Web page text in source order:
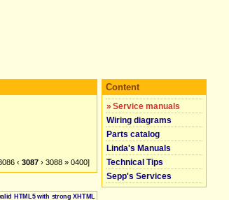
‹ 3087 › 3088 » 0400]
Content
» Service manuals
Wiring diagrams
Parts catalog
Linda's Manuals
Technical Tips
Sepp's Services